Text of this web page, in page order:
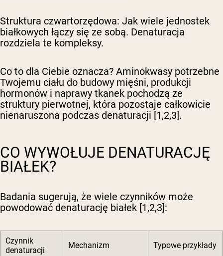
Struktura czwartorzędowa: Jak wiele jednostek
białkowych łączy się ze sobą. Denaturacja
rozdziela te kompleksy.
Co to dla Ciebie oznacza? Aminokwasy potrzebne
Twojemu ciału do budowy mięśni, produkcji
hormonów i naprawy tkanek pochodzą ze
struktury pierwotnej, która pozostaje całkowicie
nienaruszona podczas denaturacji [1,2,3].
CO WYWOŁUJE DENATURACJĘ
BIAŁEK?
Badania sugerują, że wiele czynników może
powodować denaturację białek [1,2,3]:
Czynnik
denaturacji
Mechanizm Typowe przykłady